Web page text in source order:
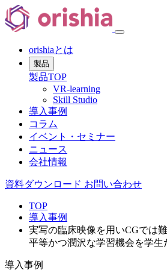
orishiaとは
製品
製品TOP
VR-learning
Skill Studio
導入事例
コラム
イベント・セミナー
ニュース
会社情報
資料ダウンロード お問い合わせ
TOP
導入事例
実写の臨床映像を用いCGでは
平等かつ潤沢な学習機会を学生
導入事例